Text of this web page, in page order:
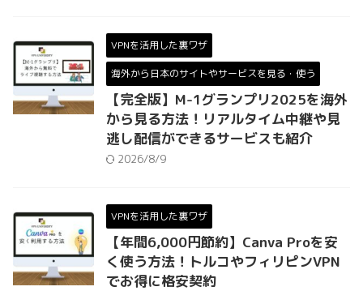
VPNを活用した裏ワザ
海外から日本のサイトやサービスを見る・使う
【完全版】M-1グランプリ2025を海外
から見る方法！リアルタイム中継や見
逃し配信ができるサービスも紹介
2026/8/9
VPNを活用した裏ワザ
【年間6,000円節約】Canva Proを安
く使う方法！トルコやフィリピンVPN
でお得に格安契約